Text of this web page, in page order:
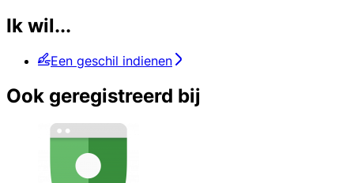
Ik wil...
Een geschil indienen
Ook geregistreerd bij